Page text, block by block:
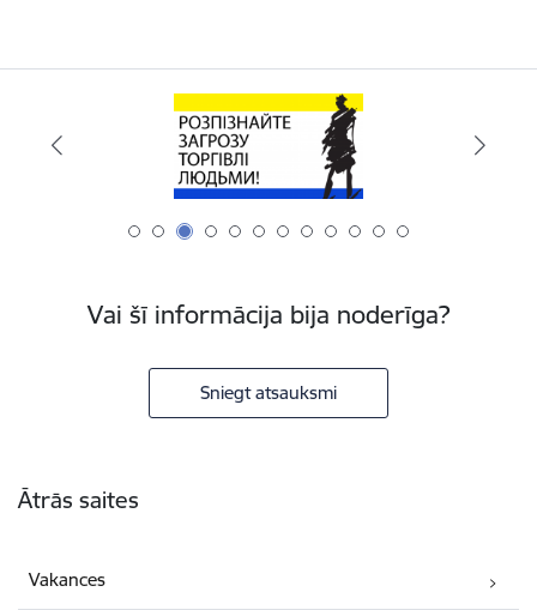
Vai šī informācija bija noderīga?
Sniegt atsauksmi
Ātrās saites
Vakances